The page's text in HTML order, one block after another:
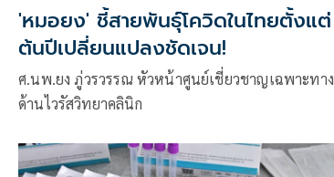
'หมอยง' ชี้สายพันธุ์โควิดในไทยตั้งแต่
ต้นปีเปลี่ยนแปลงชัดเจน!
ศ.นพ.ยง ภู่วรวรรณ หัวหน้าศูนย์เชี่ยวชาญเฉพาะทาง
ด้านไวรัสวิทยาคลินิก